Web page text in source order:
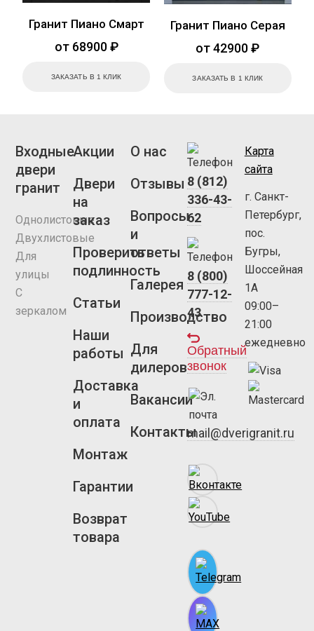
Гранит Пиано Смарт
от 68900 ₽
ЗАКАЗАТЬ В 1 КЛИК
Гранит Пиано Серая
от 42900 ₽
ЗАКАЗАТЬ В 1 КЛИК
Входные
двери
гранит
Однолистовые
Двухлистовые
Для
улицы
С
зеркалом
Акции
Двери
на
заказ
Проверить
подлинность
Статьи
Наши
работы
Доставка
и
оплата
Монтаж
Гарантии
Возврат
товара
О нас
Отзывы
Вопросы
и
ответы
Галерея
Производство
Для
дилеров
Вакансии
Контакты
8 (812)
336-43-
62
8 (800)
777-12-
43
Обратный
звонок
mail@dverigranit.ru
Карта
сайта
г. Санкт-
Петербург,
пос.
Бугры,
Шоссейная
1А
09:00–
21:00
ежедневно